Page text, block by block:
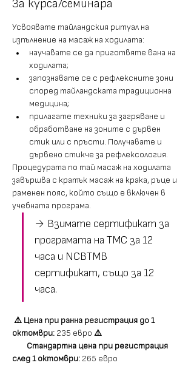
За курса/семинара
Усвоявате тайландския ритуал на
изпълнение на масаж на ходилата:
научавате се да приготвяте вана на
ходилата;
запознавате се с рефлексните зони
според тайландската традиционна
медицина;
прилагате техники за загряване и
обработване на зоните с дървен
стик или с пръсти. Получавате и
дървено стикче за рефлексология.
Процедурата по тай масаж на ходилата
завършва с кратък масаж на крака, ръце и
раменен пояс, който също е включен в
учебната програма.
→ Взимате сертификат за
програмата на ТМС за 12
часа и NCBTMB
сертификат, също за 12
часа.
⚠️ Цена при ранна регистрация до 1
октомври: 235 евро ⚠️
след 1 октомври: 265 евро